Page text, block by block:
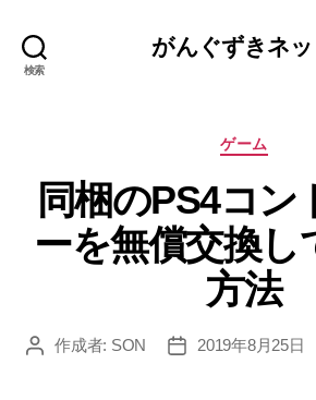
検索
がんぐずきネッ
カ
ゴ
リ
ー
ゲーム
同梱のPS4コン
ーを無償交換し
方法
投 作成者: SON
投
2019年8月25日